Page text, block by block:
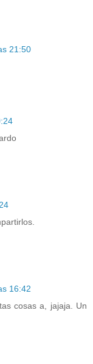
21:50
16:42
cosas a, jajaja. Un